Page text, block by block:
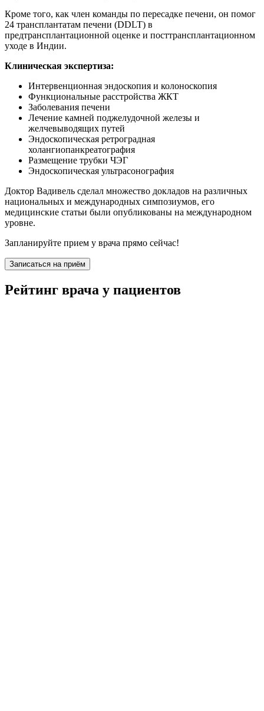
Кроме того, как член команды по пересадке печени, он помог
24 трансплантатам печени (DDLT) в
предтрансплантационной оценке и посттрансплантационном
уходе в Индии.
Клиническая экспертиза:
Интервенционная эндоскопия и колоноскопия
Функциональные расстройства ЖКТ
Заболевания печени
Лечение камней поджелудочной железы и
желчевыводящих путей
Эндоскопическая ретроградная
холангиопанкреатография
Размещение трубки ЧЭГ
Эндоскопическая ультрасонография
Доктор Вадивель сделал множество докладов на различных
национальных и международных симпозиумов, его
медицинские статьи были опубликованы на международном
уровне.
Запланируйте прием у врача прямо сейчас!
Записаться на приём
Рейтинг врача у пациентов